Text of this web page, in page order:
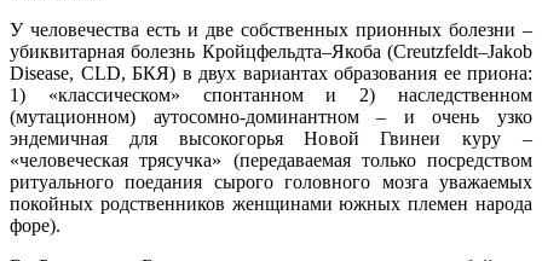
У человечества есть и две собственных прионных болезни –
убиквитарная болезнь Кройцфельдта–Якоба (Creutzfeldt–Jakob
Disease, CLD, БКЯ) в двух вариантах образования ее приона:
1) «классическом» спонтанном и 2) наследственном
(мутационном) аутосомно-доминантном – и очень узко
эндемичная для высокогорья Новой Гвинеи куру –
«человеческая трясучка» (передаваемая только посредством
ритуального поедания сырого головного мозга уважаемых
покойных родственников женщинами южных племен народа
форе).